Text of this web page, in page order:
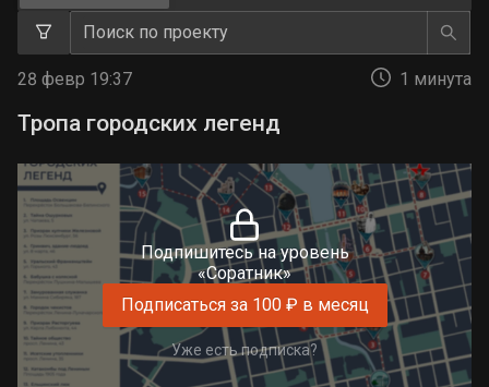
28 февр 19:37 1 минута
Тропа городских легенд
Подпишитесь на уровень
«Соратник»
Подписаться за 100 ₽ в месяц
Уже есть подписка?